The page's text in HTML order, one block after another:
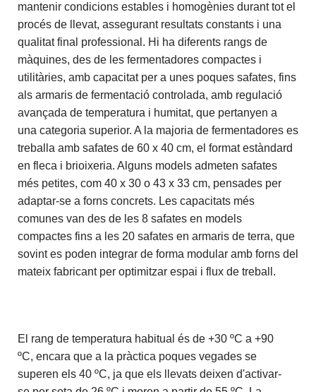
mantenir condicions estables i homogènies durant tot el
procés de llevat, assegurant resultats constants i una
qualitat final professional. Hi ha diferents rangs de
màquines, des de les fermentadores compactes i
utilitàries, amb capacitat per a unes poques safates, fins
als armaris de fermentació controlada, amb regulació
avançada de temperatura i humitat, que pertanyen a
una categoria superior. A la majoria de fermentadores es
treballa amb safates de 60 x 40 cm, el format estàndard
en fleca i brioixeria. Alguns models admeten safates
més petites, com 40 x 30 o 43 x 33 cm, pensades per
adaptar-se a forns concrets. Les capacitats més
comunes van des de les 8 safates en models
compactes fins a les 20 safates en armaris de terra, que
sovint es poden integrar de forma modular amb forns del
mateix fabricant per optimitzar espai i flux de treball.
El rang de temperatura habitual és de +30 ºC a +90
ºC, encara que a la pràctica poques vegades se
superen els 40 ºC, ja que els llevats deixen d'activar-